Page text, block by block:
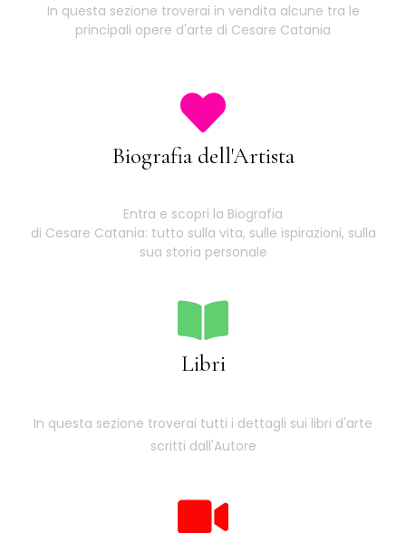
In questa sezione troverai in vendita alcune tra le
principali opere d'arte di Cesare Catania
Biografia dell'Artista
Entra e scopri la Biografia
di Cesare Catania: tutto sulla vita, sulle ispirazioni, sulla
sua storia personale
Libri
In questa sezione troverai tutti i dettagli sui libri d'arte
scritti dall'Autore